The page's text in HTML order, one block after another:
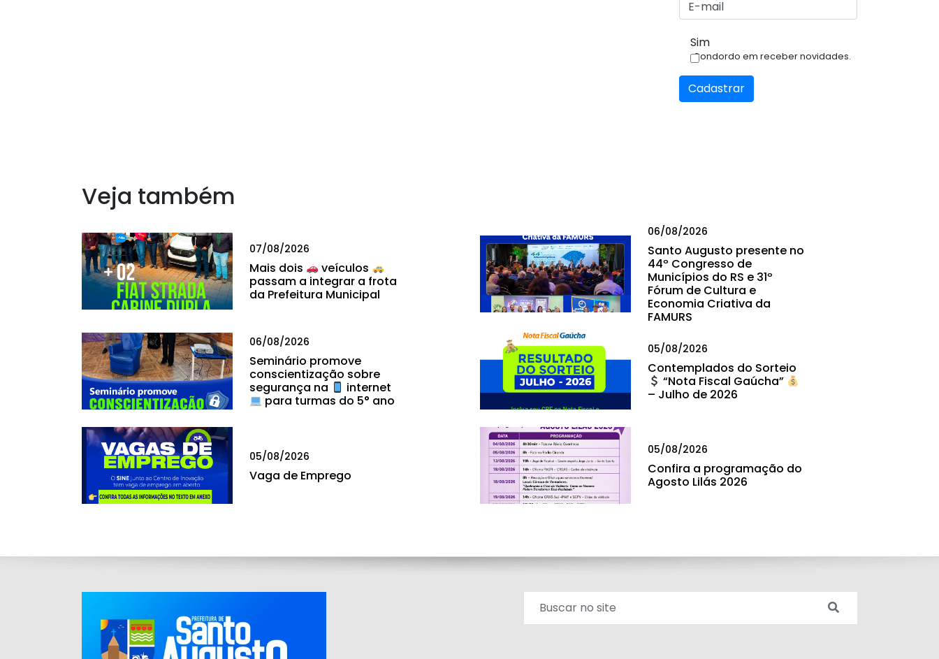
Sim
Condordo em receber novidades.
Cadastrar
Veja também
07/08/2026
Mais dois
veículos
passam a integrar a frota
da Prefeitura Municipal
06/08/2026
Santo Augusto presente no
44º Congresso de
Municípios do RS e 31º
Fórum de Cultura e
Economia Criativa da
FAMURS
06/08/2026
Seminário promove
conscientização sobre
segurança na
internet
para turmas do 5° ano
05/08/2026
Contemplados do Sorteio
“Nota Fiscal Gaúcha”
– Julho de 2026
05/08/2026
Vaga de Emprego
05/08/2026
Confira a programação do
Agosto Lilás 2026